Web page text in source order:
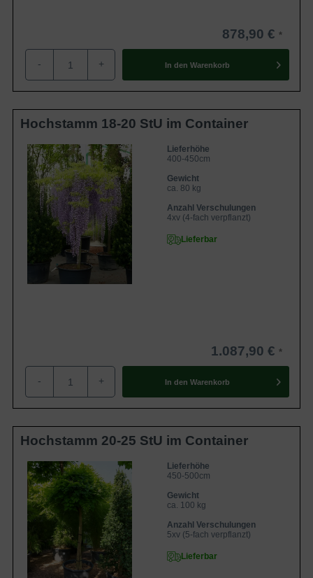
878,90 €
- + In den Warenkorb
Hochstamm 18-20 StU im Container
Lieferhöhe
400-450cm
Gewicht
ca. 80 kg
Anzahl Verschulungen
4xv (4-fach verpflanzt)
Lieferbar
1.087,90 €
- + In den Warenkorb
Hochstamm 20-25 StU im Container
Lieferhöhe
450-500cm
Gewicht
ca. 100 kg
Anzahl Verschulungen
5xv (5-fach verpflanzt)
Lieferbar